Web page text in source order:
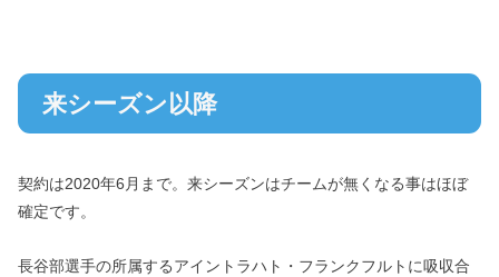
来シーズン以降
契約は2020年6月まで。来シーズンはチームが無くなる事はほぼ
確定です。
長谷部選手の所属するアイントラハト・フランクフルトに吸収合